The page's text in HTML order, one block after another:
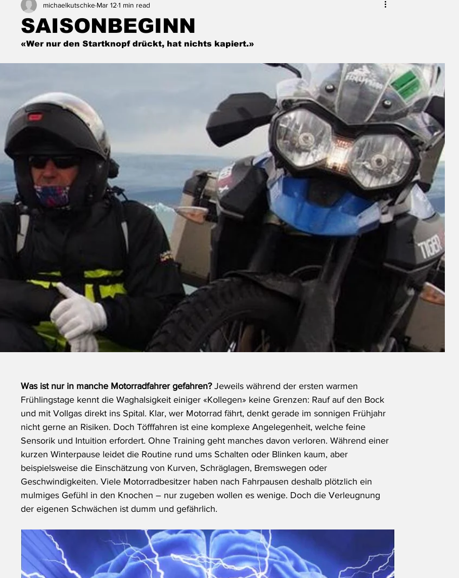
- Lhasa
SAISONBEGINN
michaelkutschke Mar 12 1 min read
«Wer nur den Startknopf drückt, hat nichts kapiert.»
Was ist nur in manche Motorradfahrer gefahren? Jeweils während der ersten warmen
Frühlingstage kennt die Waghalsigkeit einiger «Kollegen» keine Grenzen: Rauf auf den Bock
und mit Vollgas direkt ins Spital. Klar, wer Motorrad fährt, denkt gerade im sonnigen Frühjahr
nicht gerne an Risiken. Doch Töfffahren ist eine komplexe Angelegenheit, welche feine
Sensorik und Intuition erfordert. Ohne Training geht manches davon verloren. Während einer
kurzen Winterpause leidet die Routine rund ums Schalten oder Blinken kaum, aber
beispielsweise die Einschätzung von Kurven, Schräglagen, Bremswegen oder
Geschwindigkeiten. Viele Motorradbesitzer haben nach Fahrpausen deshalb plötzlich ein
mulmiges Gefühl in den Knochen – nur zugeben wollen es wenige. Doch die Verleugnung
der eigenen Schwächen ist dumm und gefährlich.